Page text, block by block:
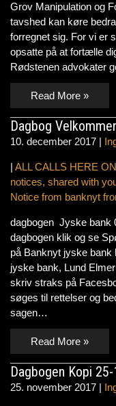
Grov Manipulation og
tavshed kan køre
forregnet sig. For vi er
opsatte på at fortælle
Rødstenen advokater
Read More »
Dagbog
10. december 2017 |
| ALL CALLS HERE
notices, shared with
Notice from banknyt
dagbogen Jyske bank
dagbogen klik og se
på Banknyt jyske bank
jyske bank, Lund
skriv straks på
søges til rettelser og
sagen…
Read More »
Dagbogen Kopi
25. november 2017 |